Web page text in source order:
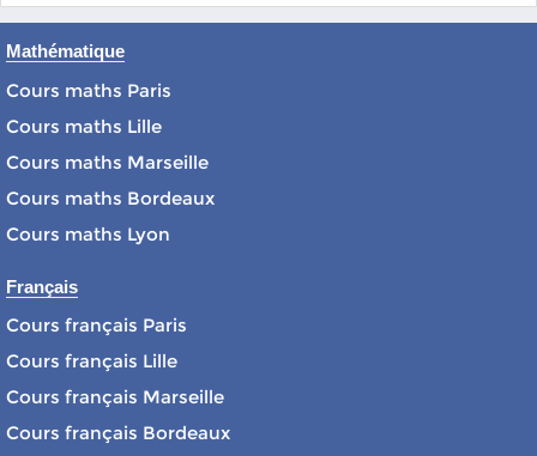
Mathématique
Cours maths Paris
Cours maths Lille
Cours maths Marseille
Cours maths Bordeaux
Cours maths Lyon
Français
Cours français Paris
Cours français Lille
Cours français Marseille
Cours français Bordeaux